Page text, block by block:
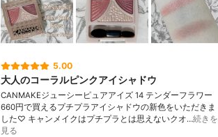
5.00
大人のコーラルピンクアイシャドウ
CANMAKEジューシーピュアアイズ 14 テンダーフラワー
660円で買えるプチプラアイシャドウの新色をいただきま
した♡ キャンメイクはプチプラとは思えないクオ…続きを
見る